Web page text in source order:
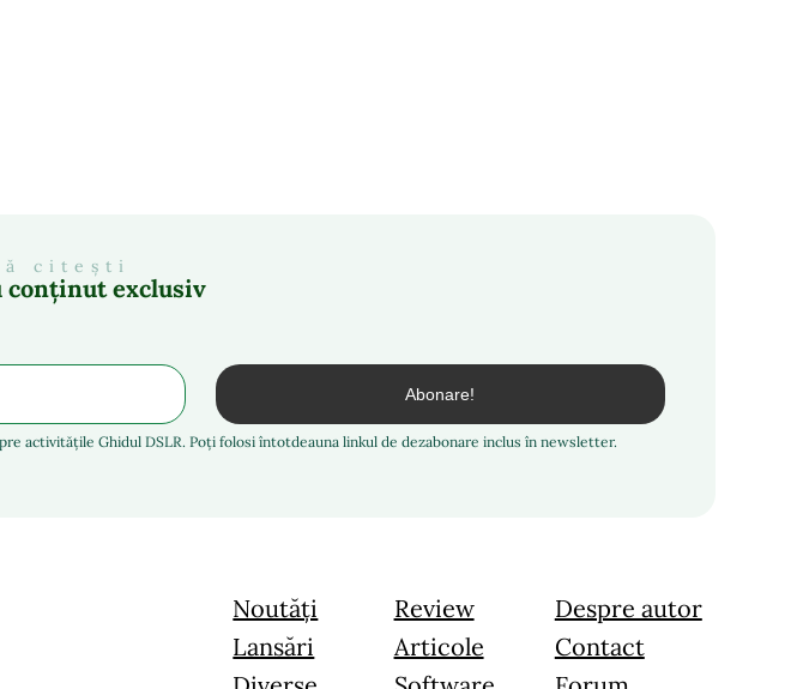
citești
conținut exclusiv
Ghidul DSLR. Poți folosi întotdeauna linkul de dezabonare inclus în newsletter.
Noutăți
Lansări
Review
Articole
Despre autor
Contact